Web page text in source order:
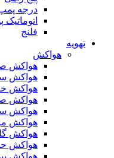
درجه
فلنج
تهویه
هواکش
هواکش
هواکش
هواکش
هواکش
هواکش
هواکش
هواکش
هواکش
هواکش